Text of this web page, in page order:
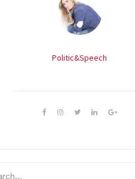
Politic&Speech